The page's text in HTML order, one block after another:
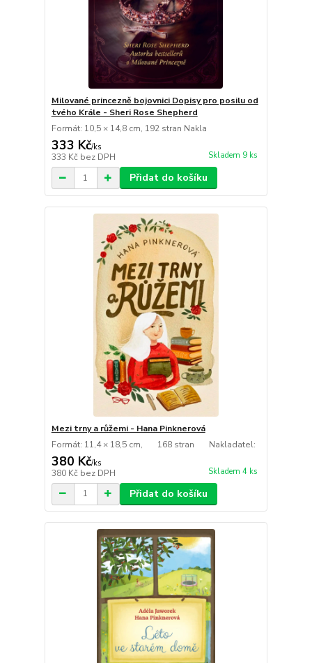
Milované princezně bojovnici Dopisy pro posilu od
tvého Krále - Sheri Rose Shepherd
Formát: 10,5 × 14,8 cm, 192 stran Nakla
333 Kč/ks
333 Kč bez DPH Skladem 9 ks
Přidat do košíku
Mezi trny a růžemi - Hana Pinknerová
Formát: 11,4 × 18,5 cm, 168 stran Nakladatel:
380 Kč/ks
380 Kč bez DPH Skladem 4 ks
Přidat do košíku